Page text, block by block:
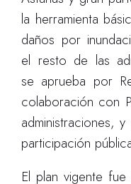
la herramienta
daños por
el resto de las
se aprueba por
colaboración con
administraciones,
participación
El plan vigente